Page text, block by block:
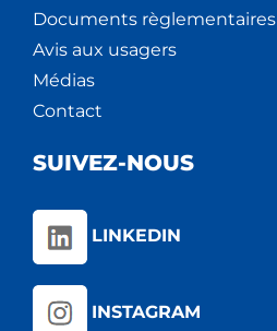
Documents règlementaires
Avis aux usagers
Médias
Contact
SUIVEZ-NOUS
LINKEDIN
INSTAGRAM